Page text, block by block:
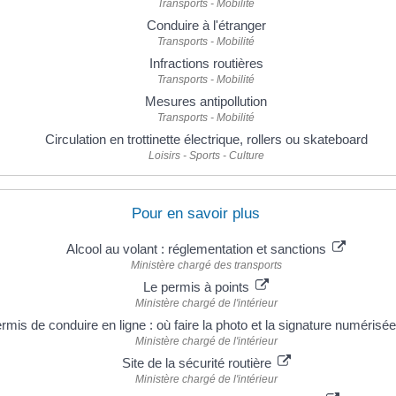
Transports - Mobilité
Conduire à l'étranger
Transports - Mobilité
Infractions routières
Transports - Mobilité
Mesures antipollution
Transports - Mobilité
Circulation en trottinette électrique, rollers ou skateboard
Loisirs - Sports - Culture
Pour en savoir plus
Alcool au volant : réglementation et sanctions
Ministère chargé des transports
Le permis à points
Ministère chargé de l'intérieur
de conduire en ligne : où faire la photo et la signature
Ministère chargé de l'intérieur
Site de la sécurité routière
Ministère chargé de l'intérieur